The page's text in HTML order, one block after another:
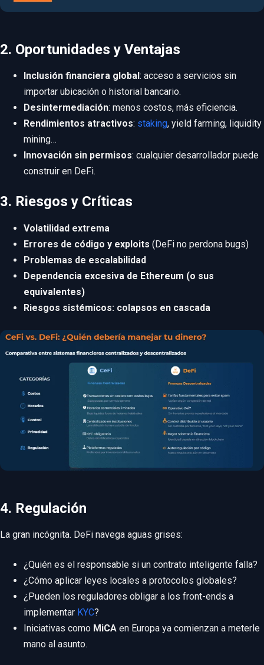
2. Oportunidades y Ventajas
Inclusión financiera global : acceso a servicios sin
importar ubicación o historial bancario.
Desintermediación: menos costos, más eficiencia.
Rendimientos atractivos: staking, yield farming, liquidity
mining…
Innovación sin permisos: cualquier desarrollador puede
construir en DeFi.
3. Riesgos y Críticas
Volatilidad extrema
Errores de código y exploits (DeFi no perdona bugs)
Problemas de escalabilidad
Dependencia excesiva de Ethereum (o sus
equivalentes)
Riesgos sistémicos: colapsos en cascada
4. Regulación
La gran incógnita. DeFi navega aguas grises:
¿Quién es el responsable si un contrato inteligente falla?
¿Cómo aplicar leyes locales a protocolos globales?
¿Pueden los reguladores obligar a los front-ends a
implementar KYC?
Iniciativas como MiCA en Europa ya comienzan a meterle
mano al asunto.